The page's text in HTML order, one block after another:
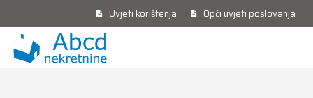
Uvjeti korištenja Opći uvjeti poslovanja